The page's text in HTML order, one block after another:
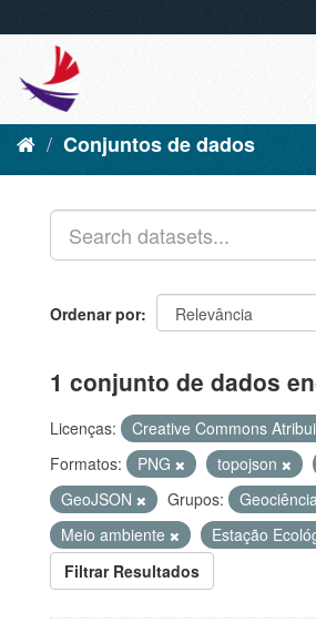
Conjuntos de dados
Ordenar por
1 conjunto de dados
Licenças:
Creative Commons
Formatos:
PNG topojson
GeoJSON
Grupos:
Meio ambiente
Estação
Filtrar Resultados